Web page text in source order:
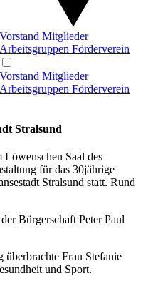
Vorstand Mitglieder
Arbeitsgruppen Förderverein
Vorstand Mitglieder
Arbeitsgruppen Förderverein
Stralsund
Saal des
für das 30jährige
Stralsund statt. Rund
Bürgerschaft Peter Paul
Frau Stefanie
und Sport.